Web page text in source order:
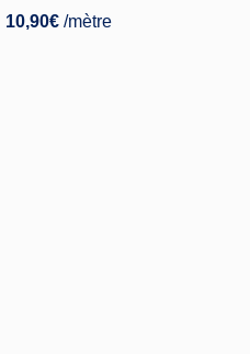
10,90€ /mètre